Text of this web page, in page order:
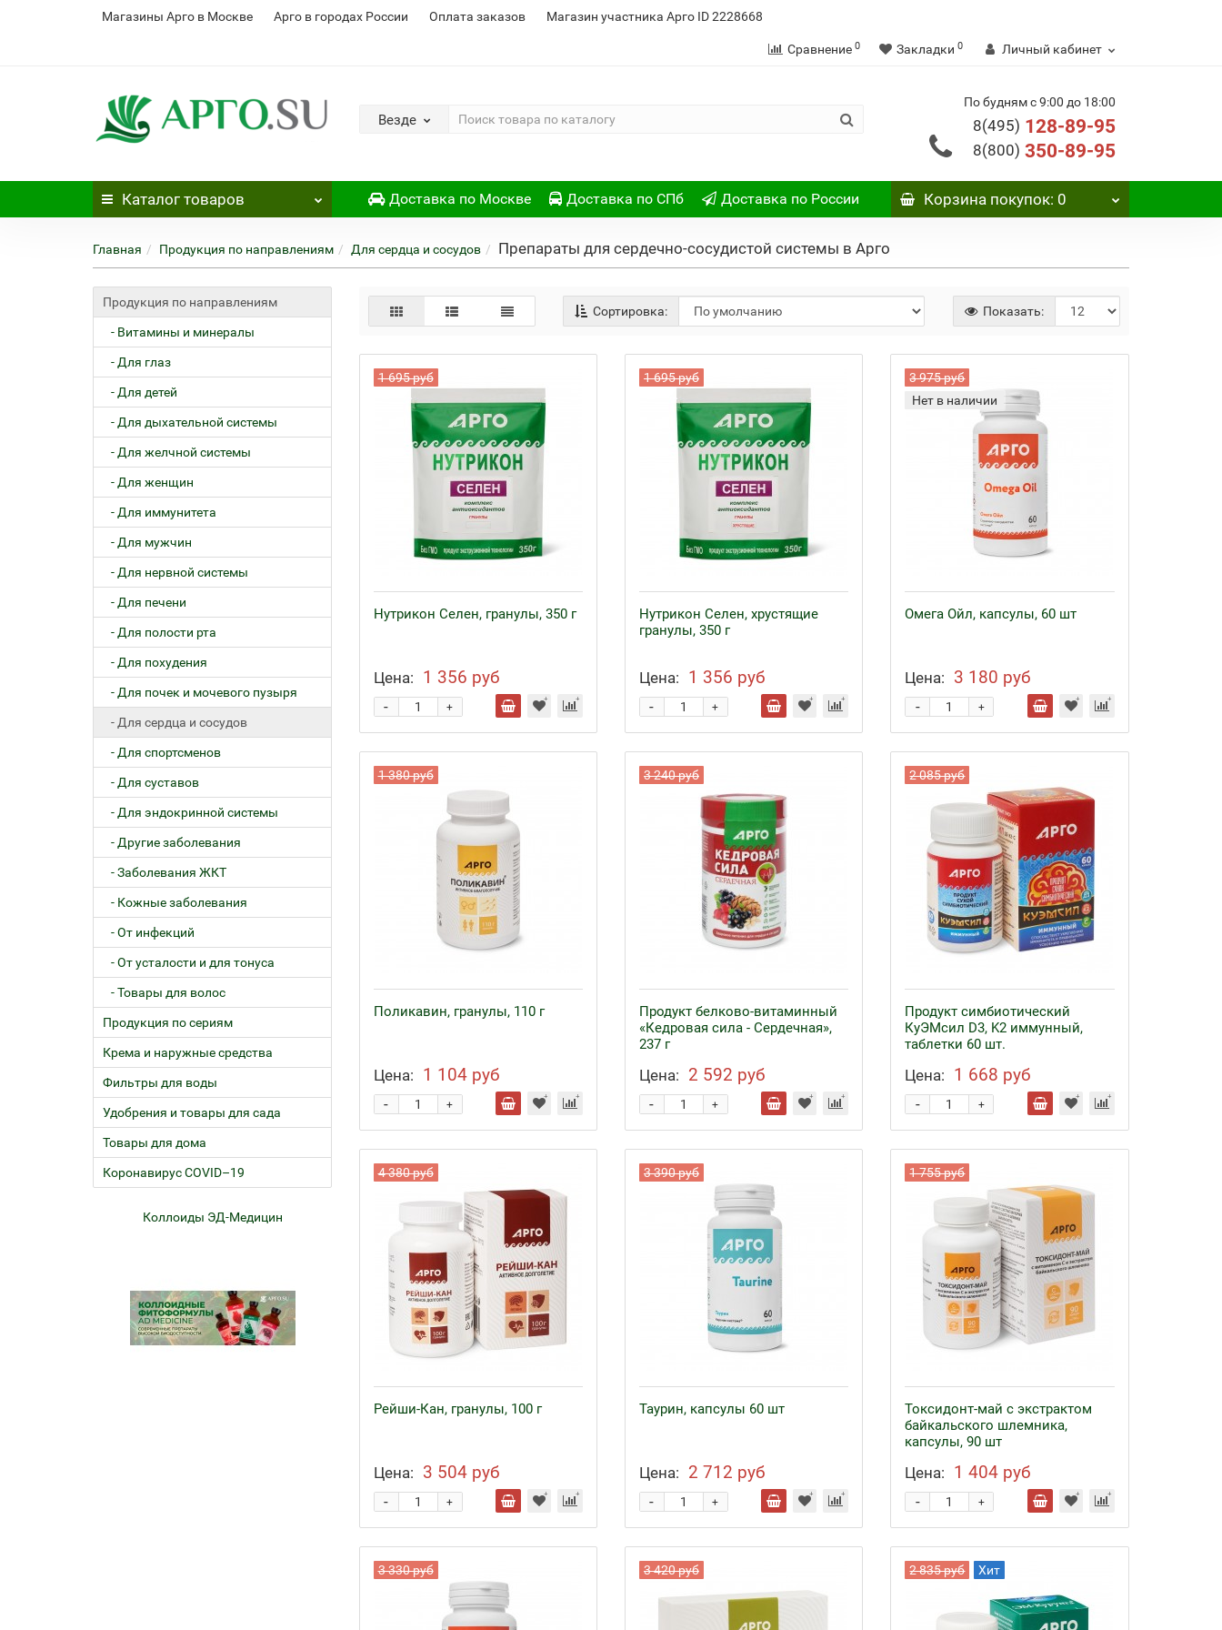
Магазины Арго в Москве Арго в городах России Оплата заказов Магазин участника Арго ID 2228668
Сравнение 0 Закладки 0 Личный кабинет
Везде
По будням с 9:00 до 18:00
8(495) 128-89-95
8(800) 350-89-95
Каталог товаров Доставка по Москве Доставка по СПб Доставка по России Корзинапокупок: 0
Главная Продукция по направлениям Для сердца и сосудов Препараты для сердечно-сосудистой системы в Арго
Продукция по направлениям
- Витамины и минералы
- Для глаз
- Для детей
- Для дыхательной системы
- Для желчной системы
- Для женщин
- Для иммунитета
- Для мужчин
- Для нервной системы
- Для печени
- Для полости рта
- Для похудения
- Для почек и мочевого пузыря
- Для сердца и сосудов
- Для спортсменов
- Для суставов
- Для эндокринной системы
- Другие заболевания
- Заболевания ЖКТ
- Кожные заболевания
- От инфекций
- От усталости и для тонуса
- Товары для волос
Продукция по сериям
Крема и наружные средства
Фильтры для воды
Удобрения и товары для сада
Товары для дома
Коронавирус COVID–19
Коллоиды ЭД-Медицин Железо с кофакторами Аппликаторы Ляпко Байкал ЭМ-1 и удобрения
Сортировка: Показать:
1 695 руб
Нутрикон Селен, гранулы, 350 г
Цена: 1 356 руб
+
-
1 695 руб
Нутрикон Селен, хрустящие
гранулы, 350 г
Цена: 1 356 руб
+
-
3 975 руб
Нет в наличии
Омега Ойл, капсулы, 60 шт
Цена: 3 180 руб
+
-
1 380 руб
Поликавин, гранулы, 110 г
Цена: 1 104 руб
+
-
3 240 руб
Продукт белково-витаминный
«Кедровая сила - Сердечная»,
237 г
Цена: 2 592 руб
+
-
2 085 руб
Продукт симбиотический
КуЭМсил D3, K2 иммунный,
таблетки 60 шт.
Цена: 1 668 руб
+
-
4 380 руб
Рейши-Кан, гранулы, 100 г
Цена: 3 504 руб
+
-
3 390 руб
Таурин, капсулы 60 шт
Цена: 2 712 руб
+
-
1 755 руб
Токсидонт-май с экстрактом
байкальского шлемника,
капсулы, 90 шт
Цена: 1 404 руб
+
-
3 330 руб 3 420 руб 2 835 руб Хит